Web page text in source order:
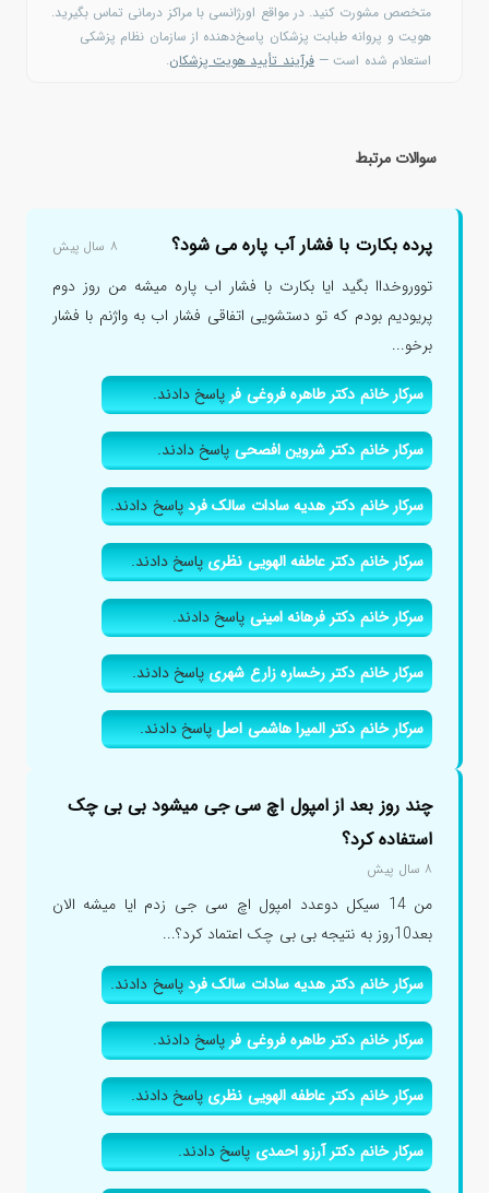
متخصص مشورت کنید. در مواقع اورژانسی با مراکز درمانی تماس بگیرید.
هویت و پروانه طبابت پزشکان پاسخ‌دهنده از سازمان نظام پزشکی
استعلام شده است —فرآیند تأیید هویت پزشکان.
سوالات مرتبط
پرده بکارت با فشار آب پاره می شود؟ ۸ سال پیش
تووروخداا بگید ایا بکارت با فشار اب پاره میشه من روز دوم
پریودیم بودم که تو دستشویی اتفاقی فشار اب به واژنم با فشار
برخو...
سرکار خانم دکتر طاهره فروغی فرپاسخ دادند.
سرکار خانم دکتر شروین افصحیپاسخ دادند.
سرکار خانم دکتر هدیه سادات سالک فردپاسخ دادند.
سرکار خانم دکتر عاطفه الهویی نظریپاسخ دادند.
سرکار خانم دکتر فرهانه امینیپاسخ دادند.
سرکار خانم دکتر رخساره زارع شهریپاسخ دادند.
سرکار خانم دکتر المیرا هاشمی اصلپاسخ دادند.
چند روز بعد از امپول اچ سی جی میشود بی بی چک
استفاده کرد؟
۸ سال پیش
من 14 سیکل دوعدد امپول اچ سی جی زدم ایا میشه الان
بعد10روز به نتیجه بی بی چک اعتماد کرد؟...
سرکار خانم دکتر هدیه سادات سالک فردپاسخ دادند.
سرکار خانم دکتر طاهره فروغی فرپاسخ دادند.
سرکار خانم دکتر عاطفه الهویی نظریپاسخ دادند.
سرکار خانم دکتر آرزو احمدیپاسخ دادند.